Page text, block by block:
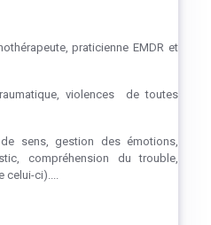
praticienne EMDR et
violences de toutes
sens, gestion des émotions,
compréhension du trouble,
celui-ci)....